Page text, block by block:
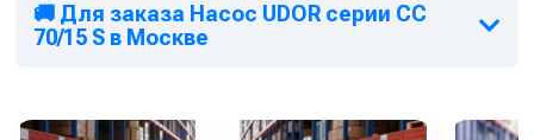
🚚 Для заказа Насос UDOR серии CC
70/15 S в Москве